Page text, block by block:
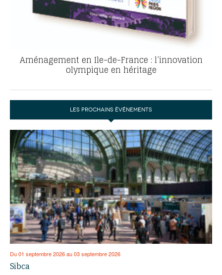
Aménagement en Ile-de-France : l’innovation
olympique en héritage
LES PROCHAINS ÉVÉNEMENTS
Du 01 septembre 2026 au 03 septembre 2026
Sibca